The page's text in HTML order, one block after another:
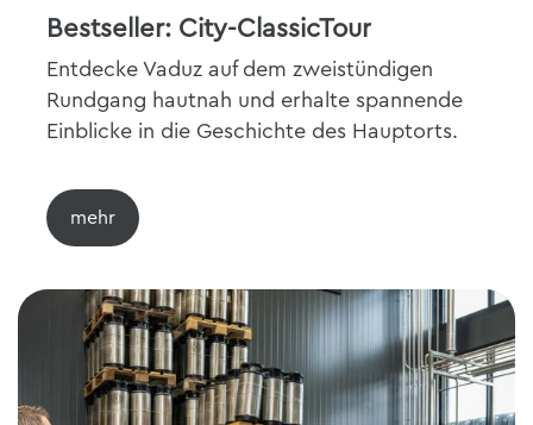
Bestseller: City-ClassicTour
Entdecke Vaduz auf dem zweistündigen
Rundgang hautnah und erhalte spannende
Einblicke in die Geschichte des Hauptorts.